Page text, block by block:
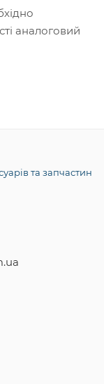
аналоговий
та запчастин